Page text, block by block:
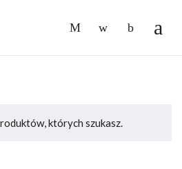
których szukasz.